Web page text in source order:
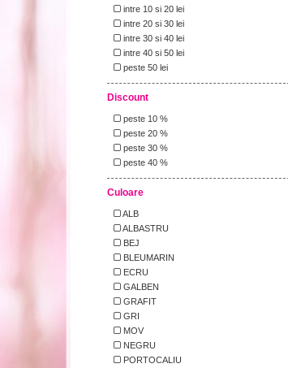
intre 10 si 20 lei
intre 20 si 30 lei
intre 30 si 40 lei
intre 40 si 50 lei
peste 50 lei
Discount
peste 10 %
peste 20 %
peste 30 %
peste 40 %
Culoare
ALB
ALBASTRU
BEJ
BLEUMARIN
ECRU
GALBEN
GRAFIT
GRI
MOV
NEGRU
PORTOCALIU